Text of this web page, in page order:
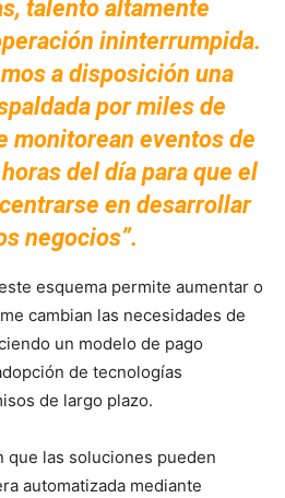
talento altamente
ininterrumpida.
a disposición una
por miles de
monitorean eventos de
del día para que el
en desarrollar
negocios”.
esquema permite aumentar o
cambian las necesidades de
un modelo de pago
de tecnologías
de largo plazo.
que las soluciones pueden
automatizada mediante